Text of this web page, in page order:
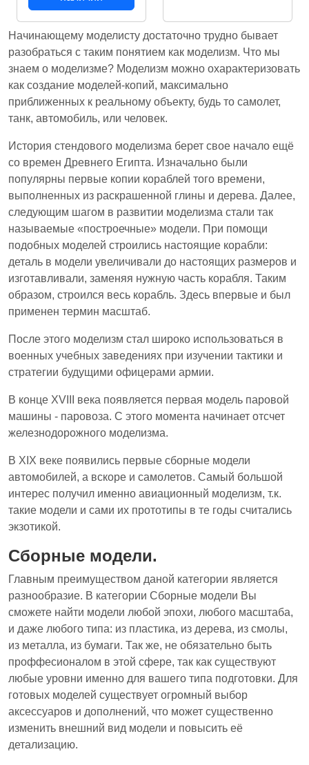
Начинающему моделисту достаточно трудно бывает
разобраться с таким понятием как моделизм. Что мы
знаем о моделизме? Моделизм можно охарактеризовать
как создание моделей-копий, максимально
приближенных к реальному объекту, будь то самолет,
танк, автомобиль, или человек.
История стендового моделизма берет свое начало ещё
со времен Древнего Египта. Изначально были
популярны первые копии кораблей того времени,
выполненных из раскрашенной глины и дерева. Далее,
следующим шагом в развитии моделизма стали так
называемые «построечные» модели. При помощи
подобных моделей строились настоящие корабли:
деталь в модели увеличивали до настоящих размеров и
изготавливали, заменяя нужную часть корабля. Таким
образом, строился весь корабль. Здесь впервые и был
применен термин масштаб.
После этого моделизм стал широко использоваться в
военных учебных заведениях при изучении тактики и
стратегии будущими офицерами армии.
В конце XVIII века появляется первая модель паровой
машины - паровоза. С этого момента начинает отсчет
железнодорожного моделизма.
В XIX веке появились первые сборные модели
автомобилей, а вскоре и самолетов. Самый большой
интерес получил именно авиационный моделизм, т.к.
такие модели и сами их прототипы в те годы считались
экзотикой.
Сборные модели.
Главным преимуществом даной категории является
разнообразие. В категории Сборные модели Вы
сможете найти модели любой эпохи, любого масштаба,
и даже любого типа: из пластика, из дерева, из смолы,
из металла, из бумаги. Так же, не обязательно быть
проффесионалом в этой сфере, так как существуют
любые уровни именно для вашего типа подготовки. Для
готовых моделей существует огромный выбор
аксессуаров и дополнений, что может существенно
изменить внешний вид модели и повысить её
детализацию.